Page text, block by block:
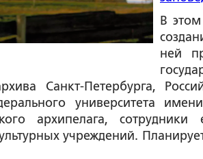
В
ней
Санкт-Петербурга,
университета
архипелага,
учреждений.